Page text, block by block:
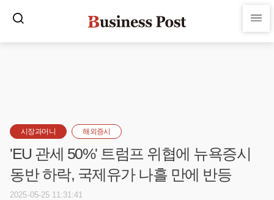
시장과머니 해외증시
'EU 관세 50%' 트럼프 위협에 뉴욕증시
동반 하락, 국제유가 나흘 만에 반등
2025-05-25 11:31:41